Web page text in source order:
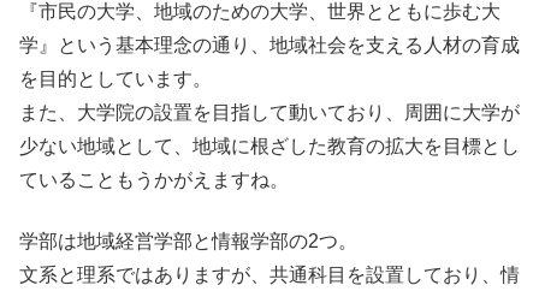
『市民の大学、地域のための大学、世界とともに歩む大
学』という基本理念の通り、地域社会を支える人材の育成
を目的としています。
また、大学院の設置を目指して動いており、周囲に大学が
少ない地域として、地域に根ざした教育の拡大を目標とし
ていることもうかがえますね。
学部は地域経営学部と情報学部の2つ。
文系と理系ではありますが、共通科目を設置しており、情